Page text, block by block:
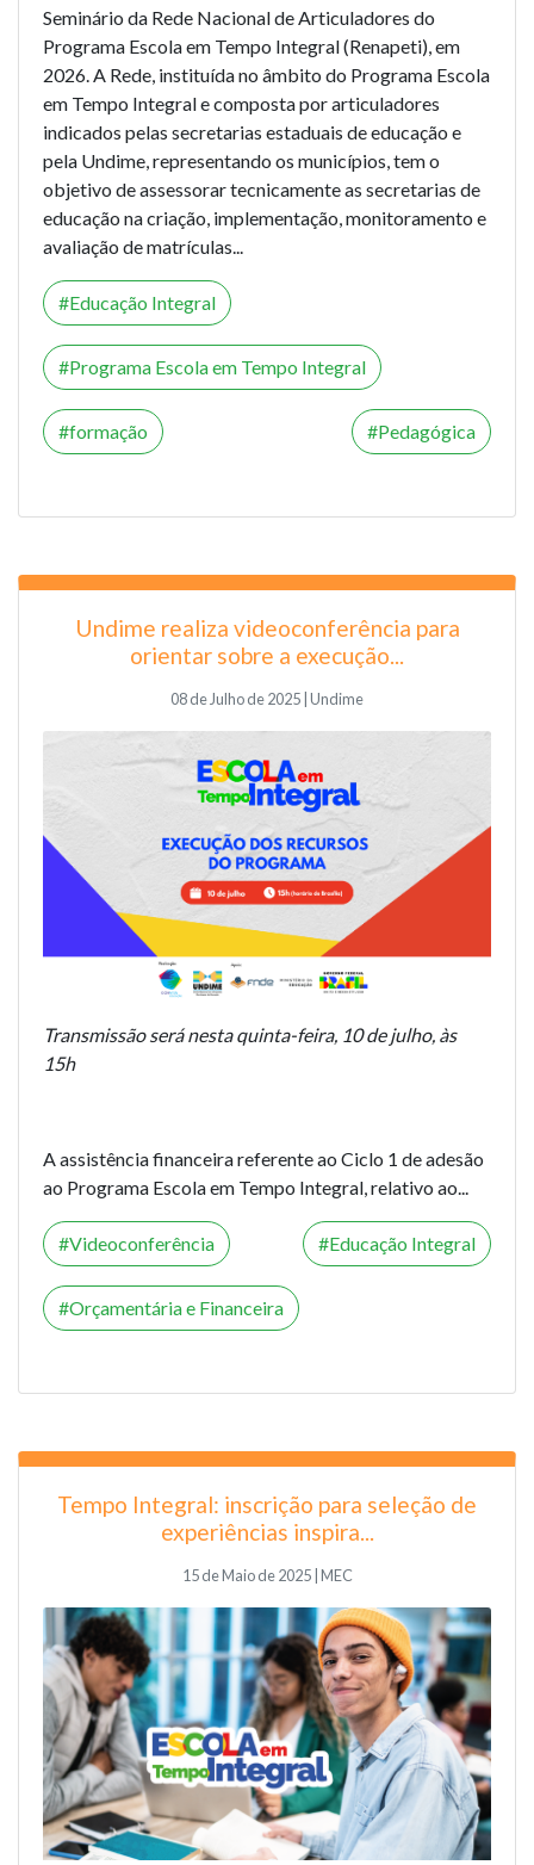
Seminário da Rede Nacional de Articuladores do
Programa Escola em Tempo Integral (Renapeti), em
2026. A Rede, instituída no âmbito do Programa Escola
em Tempo Integral e composta por articuladores
indicados pelas secretarias estaduais de educação e
pela Undime, representando os municípios, tem o
objetivo de assessorar tecnicamente as secretarias de
educação na criação, implementação, monitoramento e
avaliação de matrículas...
Educação Integral
Programa Escola em Tempo Integral
formação Pedagógica
Undime realiza videoconferência para
orientar sobre a execução...
08 de Julho de 2025 | Undime
Transmissão será nesta quinta-feira, 10 de julho, às
15h
A assistência financeira referente ao Ciclo 1 de adesão
ao Programa Escola em Tempo Integral, relativo ao...
Videoconferência Educação Integral
Orçamentária e Financeira
Tempo Integral: inscrição para seleção de
experiências inspira...
15 de Maio de 2025 | MEC